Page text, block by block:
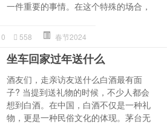
一件重要的事情。在这个特殊的场合，
0 558 春节2024
坐车回家过年送什么
酒友们，走亲访友送什么白酒最有面
子? 当提到送礼物的时候，不少人都会
想到白酒。在中国，白酒不仅是一种礼
物，更是一种民俗文化的体现。茅台无